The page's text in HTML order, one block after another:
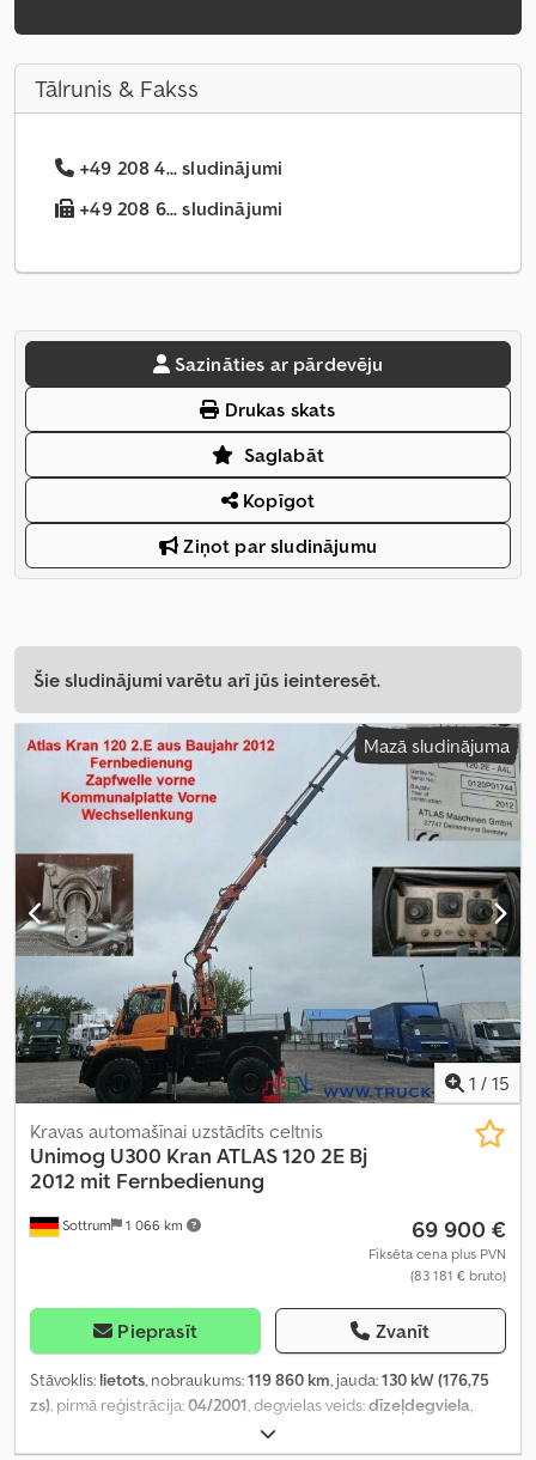
Tālrunis & Fakss
+49 208 4... sludinājumi
+49 208 6... sludinājumi
Sazināties ar pārdevēju
Drukas skats
Saglabāt
Kopīgot
Ziņot par sludinājumu
Šie sludinājumi varētu arī jūs ieinteresēt.
Mazā sludinājuma
1 / 15
Sottrum 1 066 km
Kravas automašīnai uzstādīts celtnis
Unimog U300 Kran ATLAS 120 2E Bj
2012 mit Fernbedienung
69 900 €
Fiksēta cena plus PVN
(83 181 € bruto)
Pieprasīt Zvanīt
Stāvoklis: lietots, nobraukums:119 860 km, jauda:130 kW (176,75
zs) , pirmā reģistrācija:04/2001 , degvielas veids:dīzeļdegviela
, maksimālā kravnesība:
svars:8 800 kg, asu konfigurācija:4x4, riteņu bāze:3 000 mm,